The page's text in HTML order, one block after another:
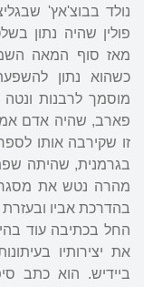
נולד בבוצ'אץ'
פולין שהיה נתון
מאז סוף המאה
כשהוא נתון
מוסמך לרבנות
פארב, שהיה אדם
זו שקירבה אותו
בגרמנית, שהיתה
מהרה נטש את
בהדרכת אביו
החל בכתיבה עוד
את יצירותיו
ביידיש. הוא כתב